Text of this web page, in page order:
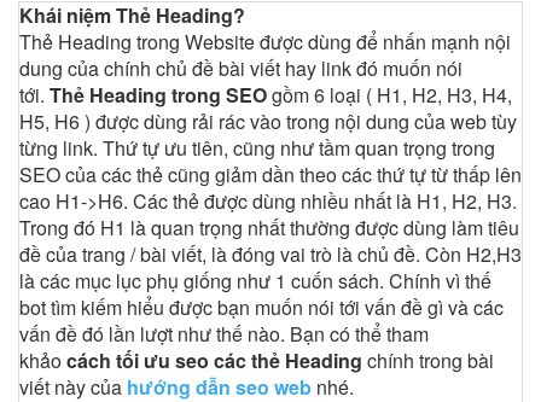
Khái niệm Thẻ Heading?
Thẻ Heading trong Website được dùng để nhấn mạnh nội
dung của chính chủ đề bài viết hay link đó muốn nói
tới. Thẻ Heading trong SEOgồm 6 loại ( H1, H2, H3, H4,
H5, H6 ) được dùng rải rác vào trong nội dung của web tùy
từng link. Thứ tự ưu tiên, cũng như tầm quan trọng trong
SEO của các thẻ cũng giảm dần theo các thứ tự từ thấp lên
cao H1->H6. Các thẻ được dùng nhiều nhất là H1, H2, H3.
Trong đó H1 là quan trọng nhất thường được dùng làm tiêu
đề của trang / bài viết, là đóng vai trò là chủ đề. Còn H2,H3
là các mục lục phụ giống như 1 cuốn sách. Chính vì thế
bot tìm kiếm hiểu được bạn muốn nói tới vấn đề gì và các
vấn đề đó lần lượt như thế nào. Bạn có thể tham
khảocách tối ưu seo các thẻ Heading chính trong bài
viết này của hướng dẫn seo web nhé.